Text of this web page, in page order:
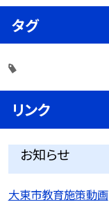
タグ
リンク
お知らせ
大東市教育施策動画